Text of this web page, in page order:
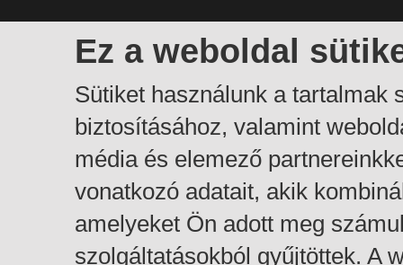
Ez a weboldal
Sütiket használunk a tartalmak
biztosításához, valamint
média és elemező
vonatkozó adatait, akik
amelyeket Ön adott meg
szolgáltatásokból gyűjtöttek. A